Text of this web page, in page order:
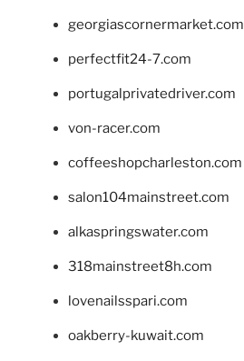
georgiascornermarket.com
perfectfit24-7.com
portugalprivatedriver.com
von-racer.com
coffeeshopcharleston.com
salon104mainstreet.com
alkaspringswater.com
318mainstreet8h.com
lovenailsspari.com
oakberry-kuwait.com